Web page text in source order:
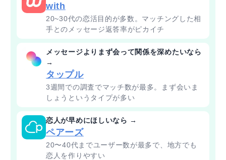
with
20~30代の恋活目的が多数。マッチングした相
手とのメッセージ返答率がピカイチ
メッセージよりまず会って関係を深めたいなら
→
タップル
3週間での調査でマッチ数が最多。まず会いま
しょうというタイプが多い
恋人が早めにほしいなら →
ペアーズ
20〜40代までユーザー数が最多で、地方でも
恋人を作りやすい